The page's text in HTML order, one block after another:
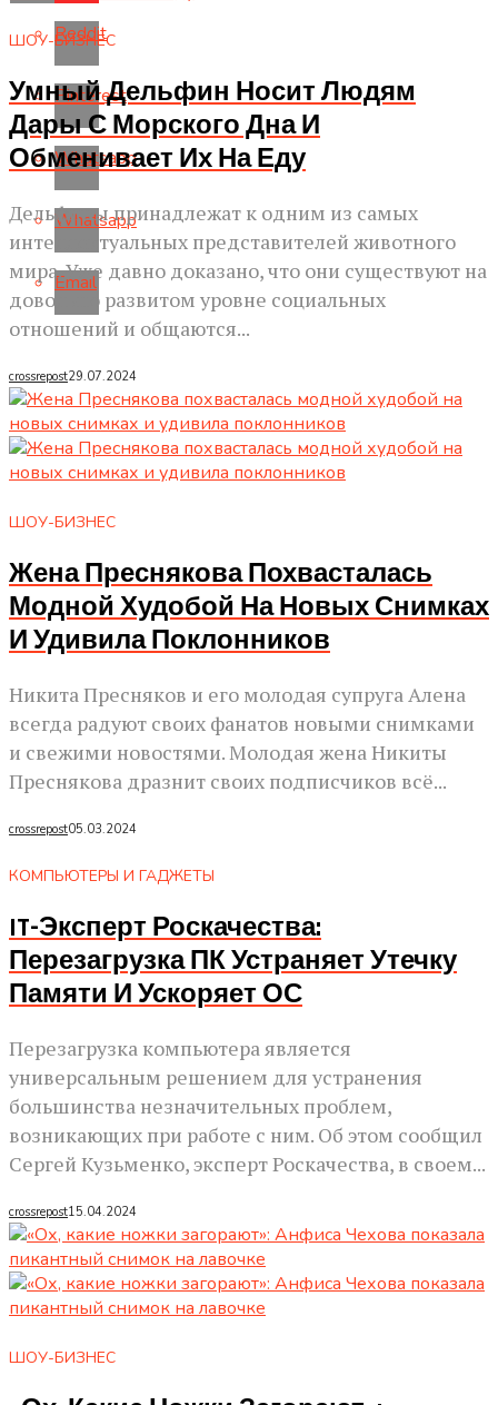
Reddit
Pinterest
Whatsapp
Whatsapp
Email
ШОУ-БИЗНЕС
Умный Дельфин Носит Людям
Дары С Морского Дна И
Обменивает Их На Еду
Дельфины принадлежат к одним из самых
интеллектуальных представителей животного
мира. Уже давно доказано, что они существуют на
довольно развитом уровне социальных
отношений и общаются...
crossrepost29.07.2024
ШОУ-БИЗНЕС
Жена Преснякова Похвасталась
Модной Худобой На Новых Снимках
И Удивила Поклонников
Никита Пресняков и его молодая супруга Алена
всегда радуют своих фанатов новыми снимками
и свежими новостями. Молодая жена Никиты
Преснякова дразнит своих подписчиков всё...
crossrepost05.03.2024
КОМПЬЮТЕРЫ И ГАДЖЕТЫ
IT-Эксперт Роскачества:
Перезагрузка ПК Устраняет Утечку
Памяти И Ускоряет ОС
Перезагрузка компьютера является
универсальным решением для устранения
большинства незначительных проблем,
возникающих при работе с ним. Об этом сообщил
Сергей Кузьменко, эксперт Роскачества, в своем...
crossrepost15.04.2024
ШОУ-БИЗНЕС